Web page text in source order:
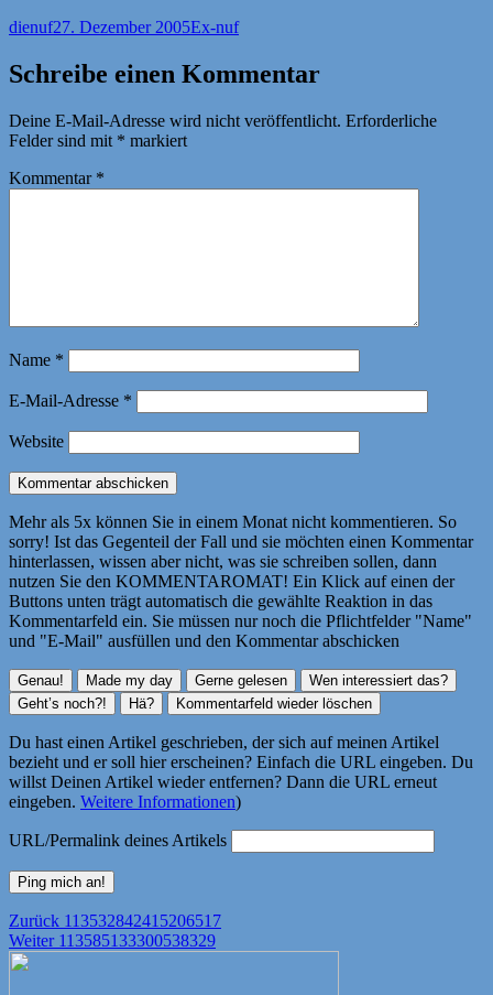
Autor
dienufVeröffentlicht
27. Dezember 2005Kategorien
Ex-nuf
Schreibe einen Kommentar
Deine E-Mail-Adresse wird nicht veröffentlicht. Erforderliche
Felder sind mit * markiert
Kommentar *
Name *
E-Mail-Adresse *
Website
Mehr als 5x können Sie in einem Monat nicht kommentieren. So
sorry! Ist das Gegenteil der Fall und sie möchten einen Kommentar
hinterlassen, wissen aber nicht, was sie schreiben sollen, dann
nutzen Sie den KOMMENTAROMAT! Ein Klick auf einen der
Buttons unten trägt automatisch die gewählte Reaktion in das
Kommentarfeld ein. Sie müssen nur noch die Pflichtfelder "Name"
und "E-Mail" ausfüllen und den Kommentar abschicken
Du hast einen Artikel geschrieben, der sich auf meinen Artikel
bezieht und er soll hier erscheinen? Einfach die URL eingeben. Du
willst Deinen Artikel wieder entfernen? Dann die URL erneut
eingeben. Weitere Informationen)
URL/Permalink deines Artikels
Beitragsnavigation
Zurück Vorheriger
Beitrag:
113532842415206517
Weiter Nächster
113585133300538329